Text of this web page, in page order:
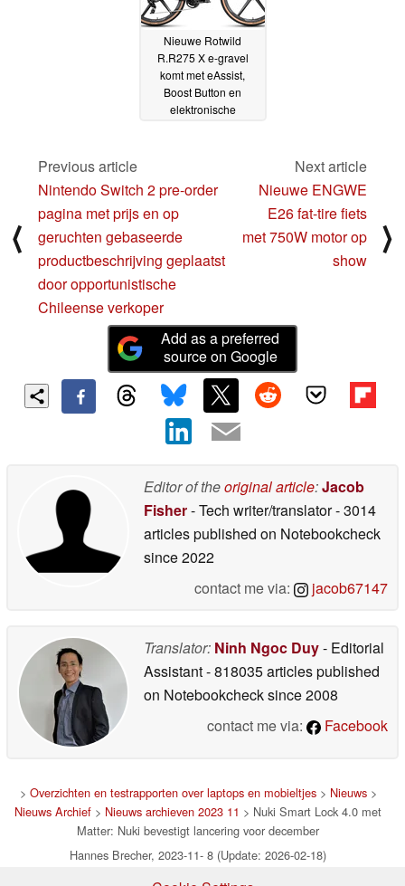
Nieuwe Rotwild
R.R275 X e-gravel
komt met eAssist,
Boost Button en
elektronische
⟨
Previous article
Nintendo Switch 2 pre-order
pagina met prijs en op
geruchten gebaseerde
productbeschrijving geplaatst
door opportunistische
Chileense verkoper
Next article
Nieuwe ENGWE
E26 fat-tire fiets
met 750W motor op
show
⟩
Add as a preferred
source on Google
Editor of theoriginal article:Jacob
Fisher- Tech writer/translator- 3014
articles published on Notebookcheck
since 2022
contact me via:
jacob67147
Translator: Ninh Ngoc Duy- Editorial
Assistant- 818035 articles published
on Notebookchecksince 2008
contact me via:
Facebook
> Overzichten en testrapporten over laptops en mobieltjes> Nieuws>
Nieuws Archief > Nieuws archieven 2023 11 > Nuki Smart Lock 4.0 met
Matter: Nuki bevestigt lancering voor december
Hannes Brecher, 2023-11- 8 (Update: 2026-02-18)